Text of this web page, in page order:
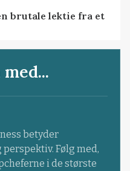
brutale lektie fra et
betyder
Følg med,
i de største